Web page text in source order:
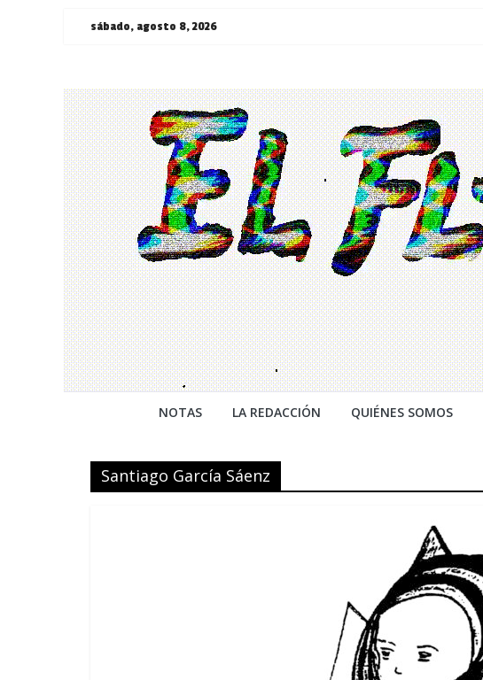
Saltarsábado, agosto 8, 2026
¯\_(ツ)_/
¯
NOTAS LA REDACCIÓN QUIÉNES SOMOS
Santiago García Sáenz